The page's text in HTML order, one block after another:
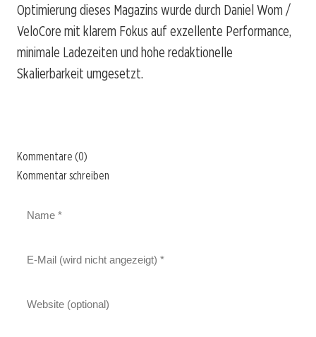
Optimierung dieses Magazins wurde durch Daniel Wom /
VeloCore mit klarem Fokus auf exzellente Performance,
minimale Ladezeiten und hohe redaktionelle
Skalierbarkeit umgesetzt.
Kommentare (0)
Kommentar schreiben